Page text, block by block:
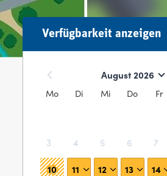
Verfügbarkeit anzeigen
August 2026
Mo Di Mi Do Fr
3 4 5 6 7
10 11 12 13 14